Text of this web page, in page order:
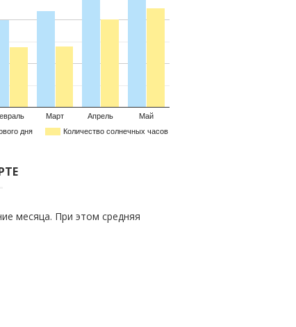
дня Количество солнечных часов
Март Апрель Май
месяца. При этом средняя